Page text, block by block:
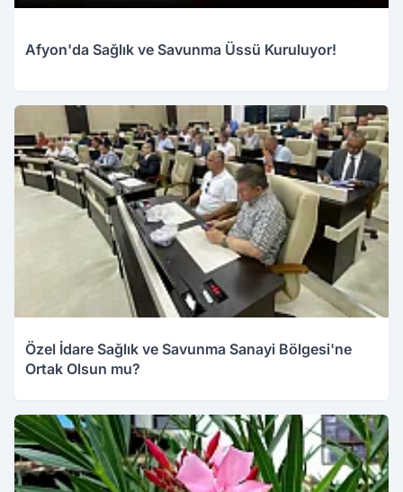
Afyon'da Sağlık ve Savunma Üssü Kuruluyor!
Özel İdare Sağlık ve Savunma Sanayi Bölgesi'ne
Ortak Olsun mu?